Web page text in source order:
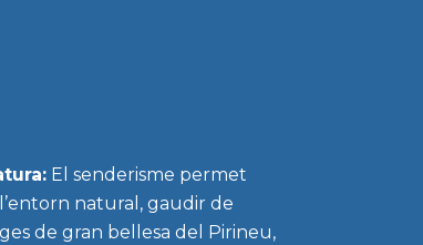
El senderisme permet
natural, gaudir de
de gran bellesa del Pirineu,